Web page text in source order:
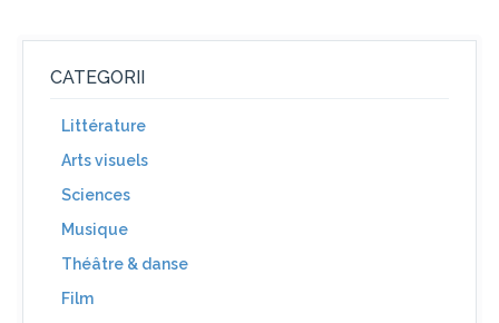
CATEGORII
Littérature
Arts visuels
Sciences
Musique
Théâtre & danse
Film